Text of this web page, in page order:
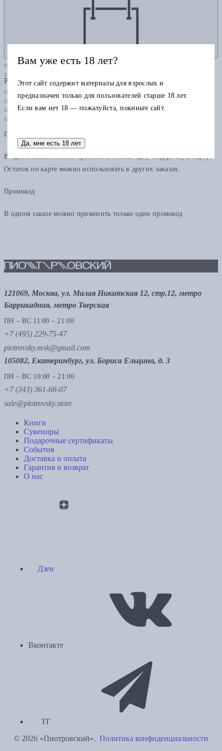
Рубрики
Подарочная карта
В одном заказе можно применить только одну подарочную карту.
Остаток по карте можно использовать в других заказах.
Промокод
В одном заказе можно применить только один промокод
121069, Москва, ул. Малая Никитская 12, стр.12, метро
Баррикадная, метро Тверская
ПН – ВС 11:00 – 21:00
+7 (495) 229-75-47
piotrovsky.msk@gmail.com
105082, Екатеринбург, ул. Бориса Ельцина, д. 3
ПН – ВС 10:00 – 21:00
+7 (343) 361-68-07
sale@piotrovsky.store
Книги
Сувениры
Подарочные сертификаты
События
Доставка и оплата
Гарантия и возврат
О нас
Дзен
Вконтакте
ТГ
© 2026 «Пиотровский». Политика конфиденциальности
Вам уже есть 18 лет?
Этот сайт содержит материалы для взрослых и
предназначен только для пользователей старше 18 лет.
Если вам нет 18 — пожалуйста, покиньте сайт.
Да, мне есть 18 лет